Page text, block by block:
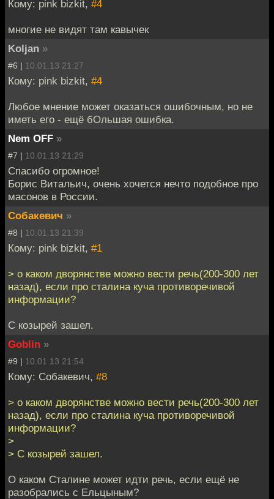
Кому: pink bizkit, #4
многие не видят там кавычек
Koljan »
#6 | 10.01.13 21:27
Кому: pink bizkit, #4
Любое мнение может оказаться ошибочным, но не
иметь его - ещё бОльшая ошибка.
Nem OFF »
#7 | 10.01.13 21:29
Спасибо огромное!
Борис Витальич, очень хочется нечто подобное про
масонов в России.
Собакевич »
#8 | 10.01.13 21:39
Кому: pink bizkit, #1
> о каком дворянстве можно вести речь(200-300 лет
назад), если про сталина куча противоречивой
информации?
С козырей зашел.
Goblin »
#9 | 10.01.13 21:54
Кому: Собакевич, #8
> о каком дворянстве можно вести речь(200-300 лет
назад), если про сталина куча противоречивой
информации?
>
> С козырей зашел.
О каком Сталине может идти речь, если ещё не
разобрались с Ельцыным?